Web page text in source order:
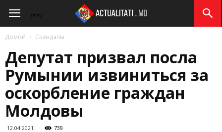
/**/
Actualitati.md
Домой Скандалы
Депутат призвал посла
Румынии извиниться за
оскорбление граждан
Молдовы
12.04.2021 739